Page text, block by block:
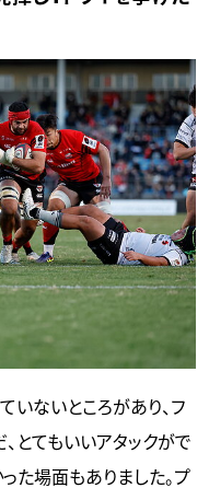
いないところがあり、フ
、とてもいいアタックがで
った場面もありました。プ